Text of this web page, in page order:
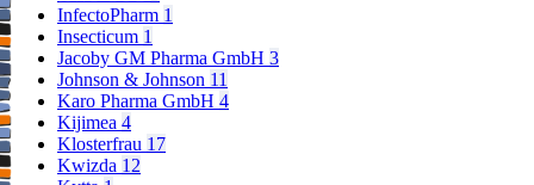
InfectoPharm 1
Insecticum 1
Jacoby GM Pharma GmbH 3
Johnson & Johnson 11
Karo Pharma GmbH 4
Kijimea 4
Klosterfrau 17
Kwizda 12